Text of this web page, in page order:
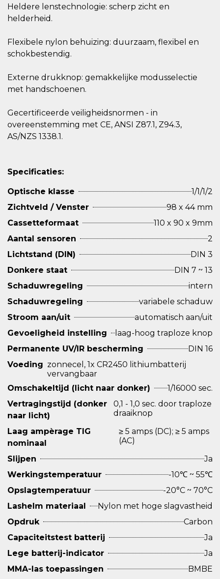
Heldere lenstechnologie: scherp zicht en
helderheid.
Flexibele nylon behuizing: duurzaam, flexibel en
schokbestendig.
Externe drukknop: gemakkelijke modusselectie
met handschoenen.
Gecertificeerde veiligheidsnormen - in
overeenstemming met CE, ANSI Z87.1, Z94.3,
AS/NZS 1338.1.
Specificaties:
Optische klasse
1/1/1/2
Zichtveld / Venster
98 x 44 mm
Cassetteformaat
110 x 90 x 9mm
Aantal sensoren
2
Lichtstand (DIN)
DIN 3
Donkere staat
DIN 7 ~ 13
Schaduwregeling
intern
Schaduwregeling
variabele schaduw
Stroom aan/uit
automatisch aan/uit
Gevoeligheid instelling
laag-hoog traploze knop
Permanente UV/IR bescherming
DIN 16
Voeding zonnecel, 1x CR2450 lithiumbatterij
vervangbaar
Omschakeltijd (licht naar donker)
1/16000 sec.
Vertragingstijd (donker
naar licht)
0,1 - 1,0 sec. door traploze
draaiknop
Laag ampèrage TIG
nominaal
≥ 5 amps (DC); ≥ 5 amps
(AC)
Slijpen
Ja
Werkingstemperatuur
-10℃ ~ 55℃
Opslagtemperatuur
-20°C ~ 70°C
Lashelm materiaal
Nylon met hoge slagvastheid
Opdruk
Carbon
Capaciteitstest batterij
Ja
Lege batterij-indicator
Ja
MMA-las toepassingen
BMBE